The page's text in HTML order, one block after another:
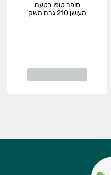
סופר טופו בטעם
מעושן 210 גרם משק